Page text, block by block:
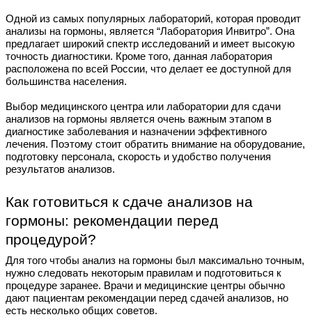
Одной из самых популярных лабораторий, которая проводит
анализы на гормоны, является “Лаборатория Инвитро”. Она
предлагает широкий спектр исследований и имеет высокую
точность диагностики. Кроме того, данная лаборатория
расположена по всей России, что делает ее доступной для
большинства населения.
Выбор медицинского центра или лаборатории для сдачи
анализов на гормоны является очень важным этапом в
диагностике заболевания и назначении эффективного
лечения. Поэтому стоит обратить внимание на оборудование,
подготовку персонала, скорость и удобство получения
результатов анализов.
Как готовиться к сдаче анализов на
гормоны: рекомендации перед
процедурой?
Для того чтобы анализ на гормоны был максимально точным,
нужно следовать некоторым правилам и подготовиться к
процедуре заранее. Врачи и медицинские центры обычно
дают пациентам рекомендации перед сдачей анализов, но
есть несколько общих советов.